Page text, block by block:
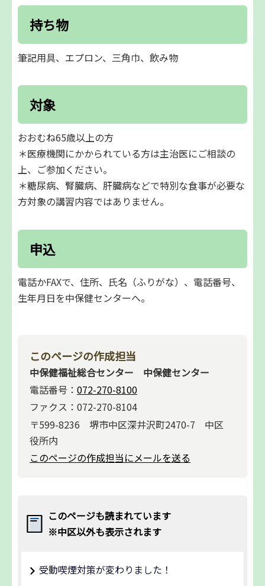
持ち物
筆記用具、エプロン、三角巾、飲み物
対象
おおむね65歳以上の方
＊医療機関にかかられている方は主治医にご相談の
上、ご参加ください。
＊糖尿病、腎臓病、肝臓病などで特別な食事が必要な
方対象の講習内容ではありません。
申込
電話かFAXで、住所、氏名（ふりがな）、電話番号、
生年月日を中保健センターへ。
このページの作成担当
中保健福祉総合センター 中保健センター
電話番号： 072-270-8100
ファクス：072-270-8104
〒599-8236 堺市中区深井沢町2470-7 中区
役所内
このページの作成担当にメールを送る
このページも読まれています
※中区以外も表示されます
受動喫煙対策が変わりました！